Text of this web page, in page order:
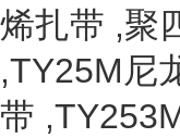
烯扎带 ,聚
,TY25M尼
带 ,